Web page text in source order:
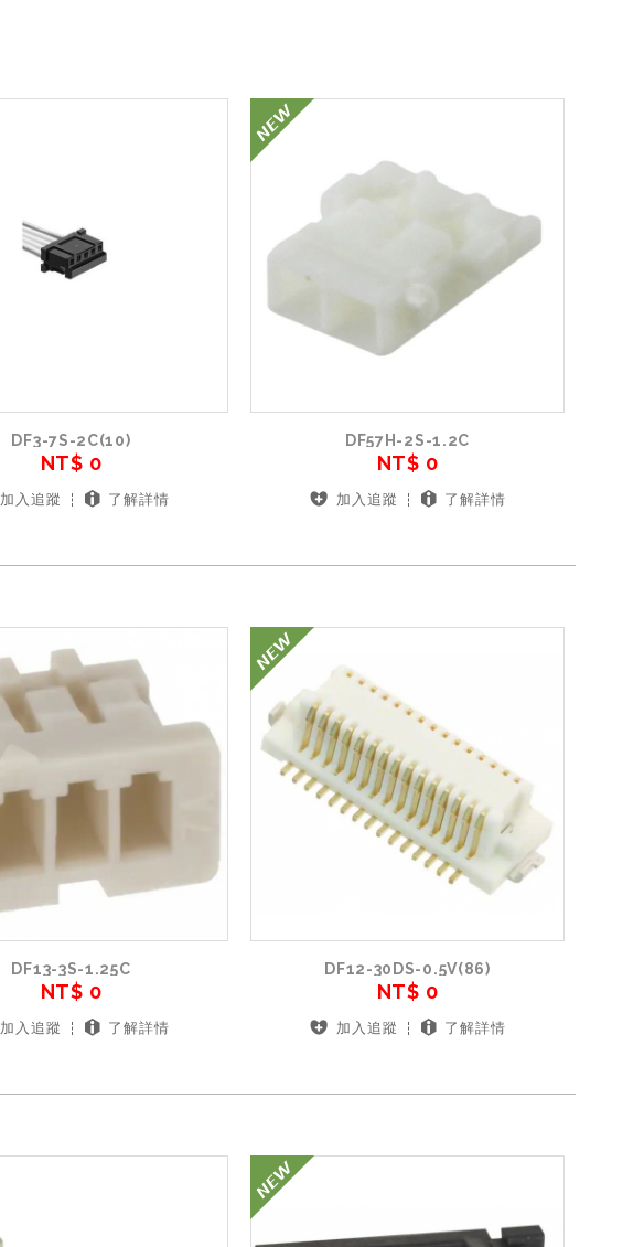
DF3-7S-2C(10)
NT$ 0
加入追蹤 了解詳情
DF57H-2S-1.2C
NT$ 0
加入追蹤 了解詳情
DF13-3S-1.25C
NT$ 0
加入追蹤 了解詳情
DF12-30DS-0.5V(86)
NT$ 0
加入追蹤 了解詳情